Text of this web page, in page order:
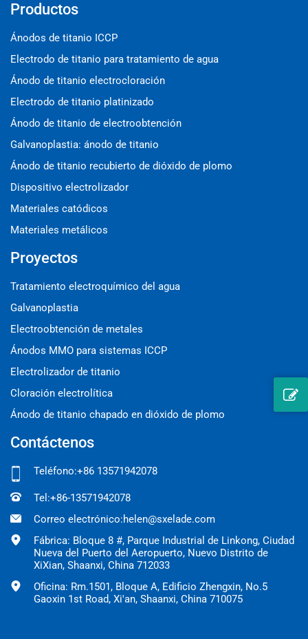
Productos
Ánodos de titanio ICCP
Electrodo de titanio para tratamiento de agua
Ánodo de titanio electrocloración
Electrodo de titanio platinizado
Ánodo de titanio de electroobtención
Galvanoplastia: ánodo de titanio
Ánodo de titanio recubierto de dióxido de plomo
Dispositivo electrolizador
Materiales catódicos
Materiales metálicos
Proyectos
Tratamiento electroquímico del agua
Galvanoplastia
Electroobtención de metales
Ánodos MMO para sistemas ICCP
Electrolizador de titanio
Cloración electrolítica
Ánodo de titanio chapado en dióxido de plomo
Contáctenos
Teléfono:+86 13571942078
Tel:+86-13571942078
Correo electrónico:helen@sxelade.com
Fábrica: Bloque 8 #, Parque Industrial de Linkong, Ciudad
Nueva del Puerto del Aeropuerto, Nuevo Distrito de
XiXian, Shaanxi, China 712033
Oficina: Rm.1501, Bloque A, Edificio Zhengxin, No.5
Gaoxin 1st Road, Xi'an, Shaanxi, China 710075